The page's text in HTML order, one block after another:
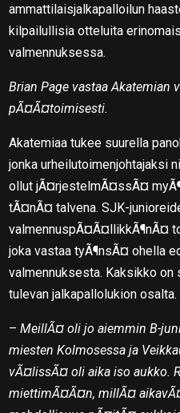
ammattilaisjalkapalloilun
kilpailullisia otteluita
valmennuksessa.
Brian Page vastaa Akatemian
pÃ¤Ã¤toimisesti.
Akatemiaa tukee suurella
jonka urheilutoimenjohtajaksi
ollut jÃ¤rjestelmÃ¤ssÃ¤
tÃ¤nÃ¤ talvena. SJK-
valmennuspÃ¤Ã¤llikkÃ¶nÃ¤
joka vastaa tyÃ¶nsÃ¤ ohella
valmennuksesta. Kaksikko
tulevan jalkapallolukion osalta.
–MeillÃ¤ oli jo aiemmin B-
miesten Kolmosessa ja
vÃ¤lissÃ¤ oli aika iso aukko.
miettimÃ¤Ã¤n, millÃ¤